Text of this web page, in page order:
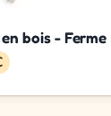
bois - Ferme